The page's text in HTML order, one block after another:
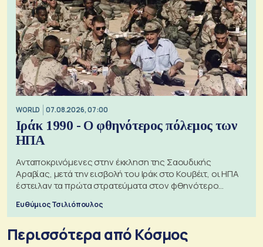
WORLD 07.08.2026, 07:00
Ιράκ 1990 - Ο φθηνότερος πόλεμος των
ΗΠΑ
Ανταποκρινόμενες στην έκκληση της Σαουδικής
Αραβίας, μετά την εισβολή του Ιράκ στο Κουβέιτ, οι ΗΠΑ
έστειλαν τα πρώτα στρατεύματα στον φθηνότερο
Ευθύμιος Τσιλιόπουλος
Περισσότερα από Κόσμος